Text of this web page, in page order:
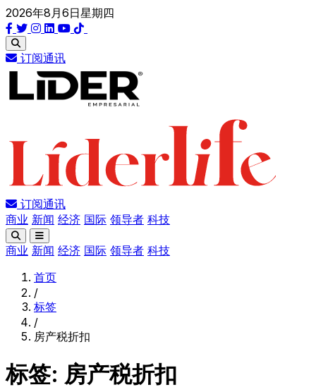
2026年8月6日星期四
订阅通讯
订阅通讯
商业 新闻 经济 国际 领导者 科技
商业 新闻 经济 国际 领导者 科技
首页
/
标签
/
房产税折扣
标签: 房产税折扣